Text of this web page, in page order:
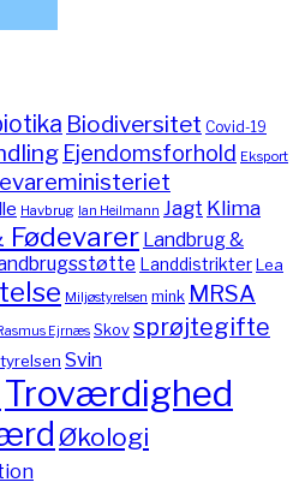
Biodiversitet Covid-19
Ejendomsforhold Eksport
Havbrug Ian Heilmann Jagt Klima
Fødevarer Landbrug &
LanddistrikterLea
Miljøstyrelsen mink MRSA
Ejrnæs Skov sprøjtegifte
Svin
Troværdighed
Økologi